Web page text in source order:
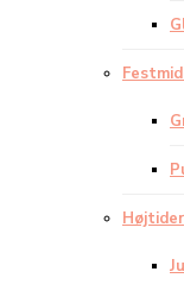
Højtider